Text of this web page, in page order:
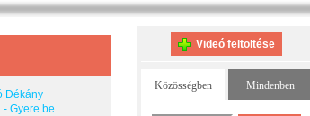
Dékány
- Gyere be
Videó feltöltése
Közösségben Mindenben